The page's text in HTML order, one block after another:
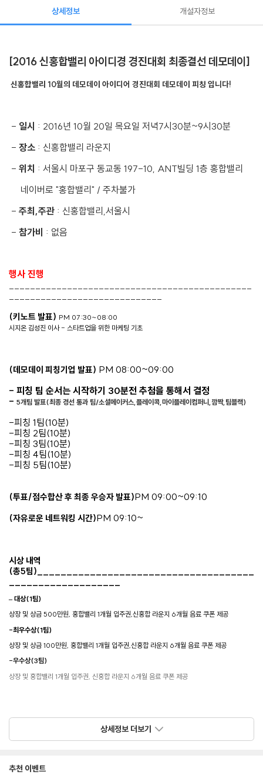
상세정보
[2016 신홍합밸리 아이디경 경진대회 최종결선 데모데이]
신홍합밸리 10월의 데모데이 아이디어 경진대회 데모데이 피칭 입니다!
- 일시 : 2016년 10월 20일 목요일 저녁7시30분~9시30분
- 장소 : 신홍합밸리 라운지
- 위치 : 서울시 마포구 동교동 197-10, ANT빌딩 1층 홍합밸리
네이버로 "홍합밸리" / 주차불가
- 주최,주관 : 신홍합밸리,서울시
- 참가비 : 없음
행사 진행
(키노트 발표) PM 07:30~08:00
시지온 김성진 이사 - 스타트업을 위한 마케팅 기초
(데모데이 피칭기업 발표) PM 08:00~09:00
- 피칭 팀 순서는 시작하기 30분전 추첨을 통해서 결정
- 5개팀 발표(최종 경선 통과 팀/소셜메이커스,플레이콕,마이플레이컴퍼니,깜짝,팀블랙)
-피칭 1팀(10분)
-피칭 2팀(10분)
-피칭 3팀(10분)
-피칭 4팀(10분)
-피칭 5팀(10분)
(투표/점수합산 후 최종 우승자 발표)PM 09:00~09:10
(자유로운 네트워킹 시간)PM 09:10~
시상 내역
(총5팀)
– 대상(1팀)
상장 및 상금 500만원, 홍합밸리 1개월 입주권,신홍합 라운지 6개월 음료 쿠폰 제공
-최우수상(1팀)
상장 및 상금 100만원, 홍합밸리 1개월 입주권,신홍합 라운지 6개월 음료 쿠폰 제공
-우수상(3팀)
상장 및 홍합밸리 1개월 입주권, 신홍합 라운지 6개월 음료 쿠폰 제공
상세정보 더보기
개설자정보
추천 이벤트